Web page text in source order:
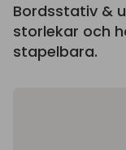
Bordsstativ &
storlekar och
stapelbara.